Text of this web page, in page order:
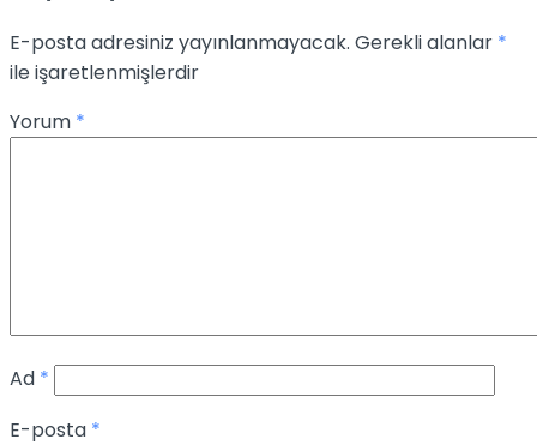
E-posta adresiniz yayınlanmayacak. Gerekli alanlar *
ile işaretlenmişlerdir
Yorum *
Ad *
E-posta *